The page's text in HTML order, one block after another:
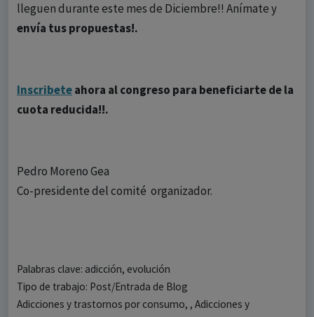
lleguen durante este mes de Diciembre!! Anímate y
envía tus propuestas!.
Inscribeteahora al congreso para beneficiarte de la
cuota reducida!!.
Pedro Moreno Gea
Co-presidente del comité organizador.
Palabras clave: adicción, evolución
Tipo de trabajo: Post/Entrada de Blog
Adicciones y trastornos por consumo, , Adicciones y